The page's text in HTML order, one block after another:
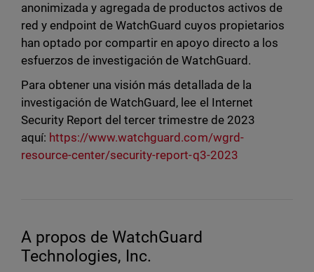
anonimizada y agregada de productos activos de
red y endpoint de WatchGuard cuyos propietarios
han optado por compartir en apoyo directo a los
esfuerzos de investigación de WatchGuard.
Para obtener una visión más detallada de la
investigación de WatchGuard, lee el Internet
Security Report del tercer trimestre de 2023
aquí: https://www.watchguard.com/wgrd-
resource-center/security-report-q3-2023
A propos de WatchGuard
Technologies, Inc.